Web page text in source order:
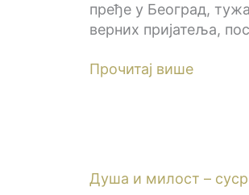
пређе у Београд,
верних пријатеља,
Прочитај више
Душа и милост –